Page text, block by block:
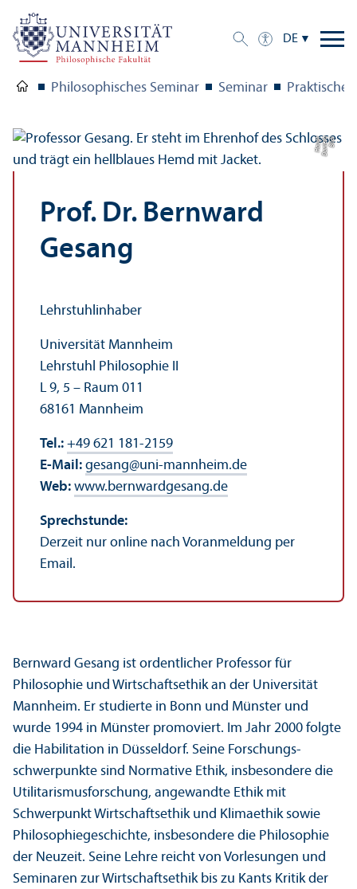
DE
Philosophisches Seminar Seminar Praktische
Bil
d:
D
a
ni
el
a
H
a
u
p
t
Prof. Dr. Bernward
Gesang
Lehr­stuhl­inhaber
Universität Mannheim
Lehr­stuhl Philosophie II
L 9, 5 – Raum 011
68161 Mannheim
Tel.: +49 621 181-2159
E-Mail: gesang@uni-mannheim.de
Web: www.bernwardgesang.de
Sprechstunde:
Derzeit nur online nach Voranmeldung per
Email.
Bernward Gesang ist ordentlicher Professor für
Philosophie und Wirtschafts­ethik an der Universität
Mannheim. Er studierte in Bonn und Münster und
wurde 1994 in Münster promoviert. Im Jahr 2000 folgte
die Habilitation in Düsseldorf. Seine Forschungs­
schwerpunkte sind Normative Ethik, insbesondere die
Utilitarismusforschung, angewandte Ethik mit
Schwerpunkt Wirtschafts­ethik und Klimaethik sowie
Philosophiegeschichte, insbesondere die Philosophie
der Neuzeit. Seine Lehre reicht von Vorlesungen und
Seminaren zur Wirtschafts­ethik bis zu Kants Kritik der